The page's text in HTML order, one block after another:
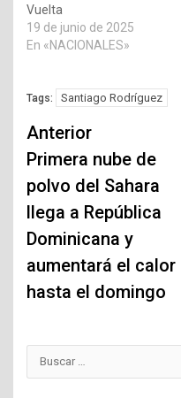
Vuelta
19 de junio de 2025
En «NACIONALES»
Tags: Santiago Rodríguez
Navegación
de
entradas
Anterior
Primera nube de
polvo del Sahara
llega a República
Dominicana y
aumentará el calor
hasta el domingo
Buscar: